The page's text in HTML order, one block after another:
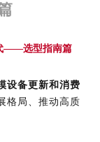
——选型指南篇
设备更新和消费
格局、推动高质